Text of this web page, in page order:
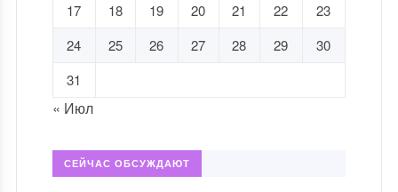
17
18 19 20 21 22
23
24
25 26 27 28 29
30
31
« Июл
СЕЙЧАС ОБСУЖДАЮТ